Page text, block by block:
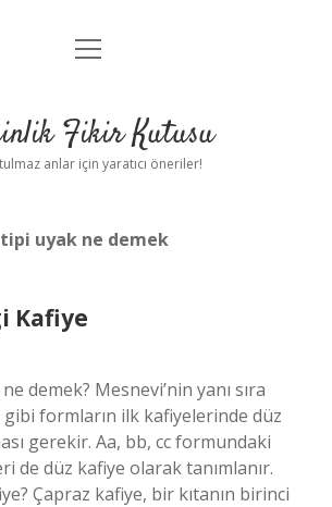
Anasayfa
Yasal Uyarı
menüyü
Fikir Kutusu
anlar için yaratıcı öneriler!
uyak ne demek
Kafiye
demek? Mesnevi’nin yanı sıra
gibi formların ilk kafiyelerinde düz
gerekir. Aa, bb, cc formundaki
de düz kafiye olarak tanımlanır.
Çapraz kafiye, bir kıtanın birinci